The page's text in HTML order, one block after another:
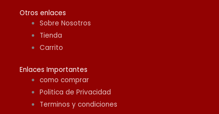
Otros enlaces
Sobre Nosotros
Tienda
Carrito
Enlaces Importantes
como comprar
Politica de Privacidad
Terminos y condiciones